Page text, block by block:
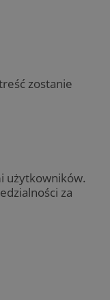
zostanie
użytkowników.
za